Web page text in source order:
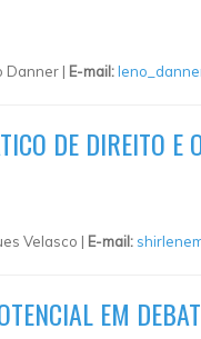
Danner | E-mail:
DE DIREITO E
Velasco | E-mail:
EM